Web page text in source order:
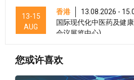
13-15
AUG
香港
13.08.2026 -
国际现代化中医药及健
会议展览中心)
13-17
香港
香港贸发局美与健生活
览中心)
您或许喜欢